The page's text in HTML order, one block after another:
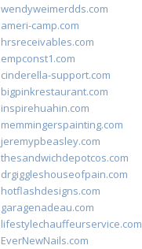
wendyweimerdds.com
ameri-camp.com
hrsreceivables.com
empconst1.com
cinderella-support.com
bigpinkrestaurant.com
inspirehuahin.com
memmingerspainting.com
jeremypbeasley.com
thesandwichdepotcos.com
drgiggleshouseofpain.com
hotflashdesigns.com
garagenadeau.com
lifestylechauffeurservice.com
EverNewNails.com